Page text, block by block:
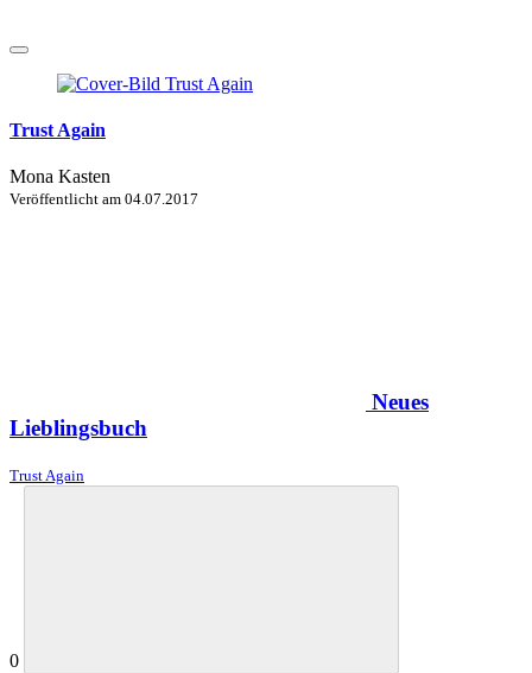
Trust Again
Mona Kasten
Veröffentlicht am 04.07.2017
Neues
Lieblingsbuch
Trust Again
0